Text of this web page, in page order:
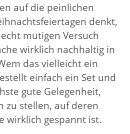
auf die peinlichen
denkt,
mutigen Versuch
wirklich nachhaltig in
das vielleicht ein
einfach ein Set und
gute Gelegenheit,
zu stellen, auf deren
wirklich gespannt ist.